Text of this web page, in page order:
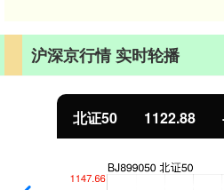
沪深京行情 实时轮播
北证50 1122.88